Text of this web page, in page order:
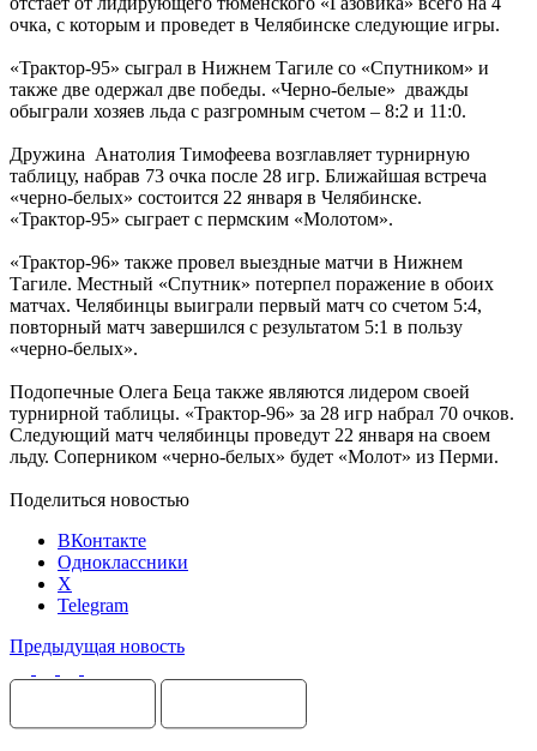
очка, с которым и проведет в Челябинске следующие игры.
«Трактор-95» сыграл в Нижнем Тагиле со «Спутником» и
также две одержал две победы. «Черно-белые» дважды
обыграли хозяев льда с разгромным счетом – 8:2 и 11:0.
Дружина Анатолия Тимофеева возглавляет турнирную
таблицу, набрав 73 очка после 28 игр. Ближайшая встреча
«черно-белых» состоится 22 января в Челябинске.
«Трактор-95» сыграет с пермским «Молотом».
«Трактор-96» также провел выездные матчи в Нижнем
Тагиле. Местный «Спутник» потерпел поражение в обоих
матчах. Челябинцы выиграли первый матч со счетом 5:4,
повторный матч завершился с результатом 5:1 в пользу
«черно-белых».
Подопечные Олега Беца также являются лидером своей
турнирной таблицы. «Трактор-96» за 28 игр набрал 70 очков.
Следующий матч челябинцы проведут 22 января на своем
льду. Соперником «черно-белых» будет «Молот» из Перми.
Поделиться новостью
ВКонтакте
Одноклассники
X
Telegram
Предыдущая новость